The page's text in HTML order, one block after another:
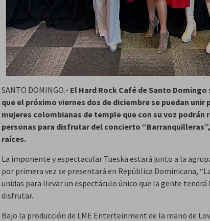
SANTO DOMINGO.- El Hard Rock Café de Santo
que el próximo viernes dos de diciembre se puedan unir
mujeres colombianas de temple que con su voz podrán
personas para disfrutar del concierto
raíces.
La imponente y espectacular Tueska estará junto a la
por primera vez se presentará en República Dominicana,
unidas para llevar un espectáculo único que la gente
disfrutar.
Bajo la producción de LME Enterteinment de la mano de